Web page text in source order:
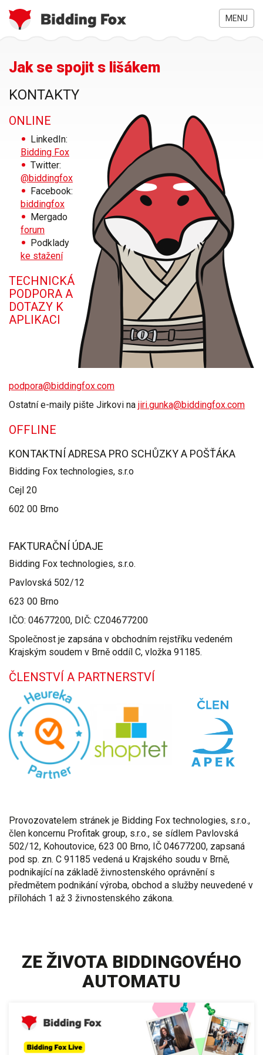
obsahu
MENU
zde
Jak se spojit s lišákem
KONTAKTY
ONLINE
LinkedIn:
Bidding Fox
Twitter:
@biddingfox
Facebook:
biddingfox
Mergado
forum
Podklady
ke stažení
TECHNICKÁ
PODPORA A
DOTAZY K
APLIKACI
podpora@biddingfox.com
Ostatní e-maily pište Jirkovi na jiri.gunka@biddingfox.com
OFFLINE
KONTAKTNÍ ADRESA PRO SCHŮZKY A POŠŤÁKA
Bidding Fox technologies, s.r.o
Cejl 20
602 00 Brno
FAKTURAČNÍ ÚDAJE
Bidding Fox technologies, s.r.o.
Pavlovská 502/12
623 00 Brno
IČO: 04677200, DIČ: CZ04677200
Společnost je zapsána v obchodním rejstříku vedeném
Krajským soudem v Brně oddíl C, vložka 91185.
ČLENSTVÍ A PARTNERSTVÍ
Provozovatelem stránek je Bidding Fox technologies, s.r.o.,
člen koncernu Profitak group, s.r.o., se sídlem Pavlovská
502/12, Kohoutovice, 623 00 Brno, IČ 04677200, zapsaná
pod sp. zn. C 91185 vedená u Krajského soudu v Brně,
podnikající na základě živnostenského oprávnění s
předmětem podnikání výroba, obchod a služby neuvedené v
přílohách 1 až 3 živnostenského zákona.
ZE ŽIVOTA BIDDINGOVÉHO
AUTOMATU